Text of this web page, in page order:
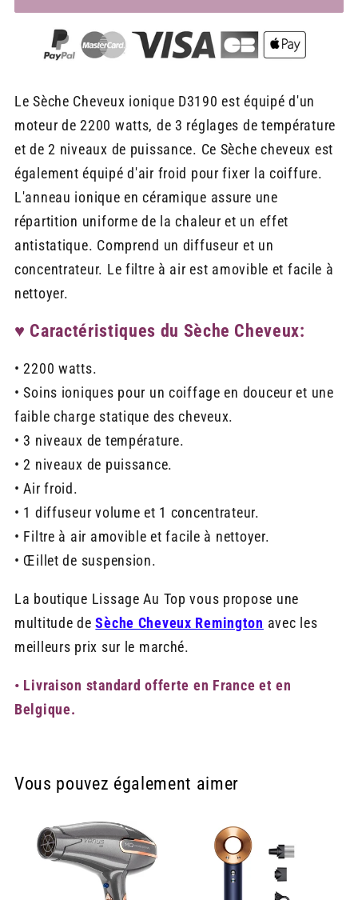
Le Sèche Cheveux ionique D3190 est équipé d'un
moteur de 2200 watts, de 3 réglages de température
et de 2 niveaux de puissance. Ce Sèche cheveux est
également équipé d'air froid pour fixer la coiffure.
L'anneau ionique en céramique assure une
répartition uniforme de la chaleur et un effet
antistatique. Comprend un diffuseur et un
concentrateur. Le filtre à air est amovible et facile à
nettoyer.
♥ Caractéristiques du Sèche Cheveux:
• 2200 watts.
• Soins ioniques pour un coiffage en douceur et une
faible charge statique des cheveux.
• 3 niveaux de température.
• 2 niveaux de puissance.
• Air froid.
• 1 diffuseur volume et 1 concentrateur.
• Filtre à air amovible et facile à nettoyer.
• Œillet de suspension.
La boutique Lissage Au Top vous propose une
multitude deSèche Cheveux Remington avec les
meilleurs prix sur le marché.
• Livraison standard offerte en France et en
Belgique.
Vous pouvez également aimer